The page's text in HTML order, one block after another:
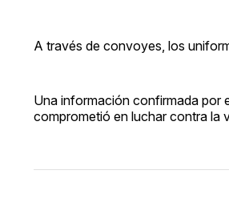
A través de convoyes, los
Una información confirmada por
comprometió en luchar contra la